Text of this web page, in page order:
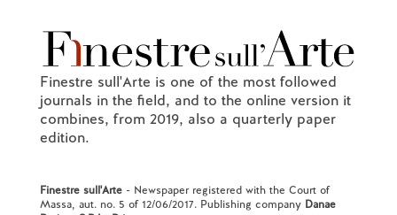
Finestre sull'Arte is one of the most followed
journals in the field, and to the online version it
combines, from 2019, also a quarterly paper
edition.
Finestre sull'Arte- Newspaper registered with the Court of
Massa, aut. no. 5 of 12/06/2017. Publishing company Danae